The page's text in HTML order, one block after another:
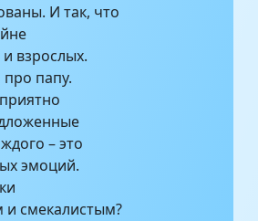
И так, что
взрослых.
папу.
– это
эмоций.
смекалистым?